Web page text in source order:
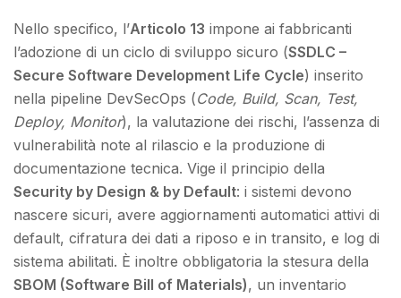
Nello specifico, l’Articolo 13 impone ai fabbricanti
l’adozione di un ciclo di sviluppo sicuro (SSDLC –
Secure Software Development Life Cycle) inserito
nella pipeline DevSecOps (Code, Build, Scan, Test,
Deploy, Monitor), la valutazione dei rischi, l’assenza di
vulnerabilità note al rilascio e la produzione di
documentazione tecnica. Vige il principio della
Security by Design & by Default: i sistemi devono
nascere sicuri, avere aggiornamenti automatici attivi di
default, cifratura dei dati a riposo e in transito, e log di
sistema abilitati. È inoltre obbligatoria la stesura della
SBOM (Software Bill of Materials), un inventario